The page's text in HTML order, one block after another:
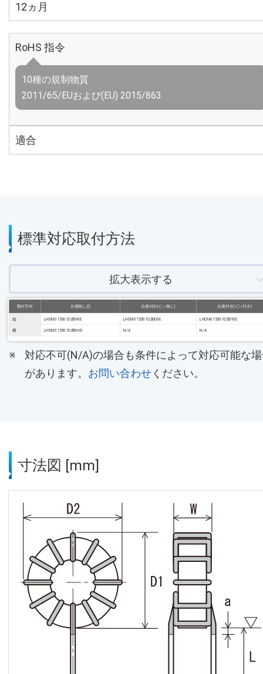
12ヵ月
RoHS 指令
10種の規制物質
2011/65/EUおよび(EU) 2015/863
適合
標準対応取付方法
拡大表示する
取付方向 台座無し品 台座付き(ピン無し) 台座付き(ピン付き)
縦 LHDM015301DZBV0E LHDM015301DZBD0E LHDM015301DZBY0E
横 LHDM015301DZBH0E N/A N/A
対応不可(N/A)の場合も条件によって対応可能な
があります。 お問い合わせください。
寸法図 [mm]